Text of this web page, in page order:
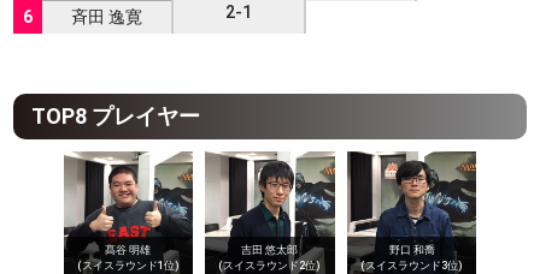
2-1
6 斉田 逸寛
TOP8 プレイヤー
髙谷 明雄
(スイスラウンド1位)
吉田 悠太郎
(スイスラウンド2位)
野口 和喬
(スイスラウンド3位)